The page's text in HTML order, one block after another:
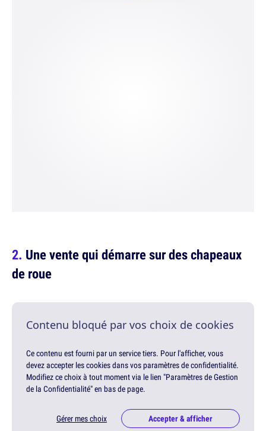
Une vente qui démarre sur des chapeaux
de roue
Contenu bloqué par vos choix de cookies
Ce contenu est fourni par un service tiers. Pour l'afficher, vous
devez accepter les cookies dans vos paramètres de confidentialité.
Modifiez ce choix à tout moment via le lien "Paramètres de Gestion
de la Confidentialité" en bas de page.
Gérer mes choix Accepter & afficher